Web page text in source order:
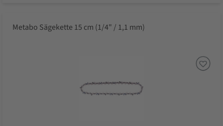
Metabo Sägekette 15 cm (1/4" / 1,1 mm)